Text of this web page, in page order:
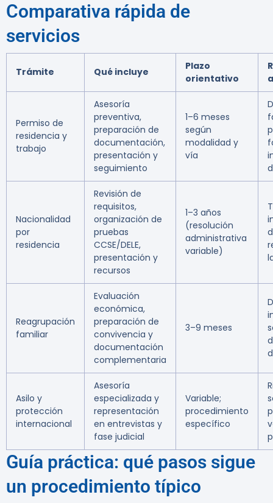
Comparativa rápida de
servicios
Trámite Qué incluye
Plazo
orientativo
Permiso de
residencia y
trabajo
Asesoría
preventiva,
preparación de
documentación,
presentación y
seguimiento
1–6 meses
según
modalidad y
vía
Nacionalidad
por
residencia
Revisión de
requisitos,
organización de
pruebas
CCSE/DELE,
presentación y
recursos
1–3 años
(resolución
administrativa
variable)
Reagrupación
familiar
Evaluación
económica,
preparación de
convivencia y
documentación
complementaria
3–9 meses
Asilo y
protección
internacional
Asesoría
especializada y
representación
en entrevistas y
fase judicial
Variable;
procedimiento
específico
Guía práctica: qué pasos sigue
un procedimiento típico